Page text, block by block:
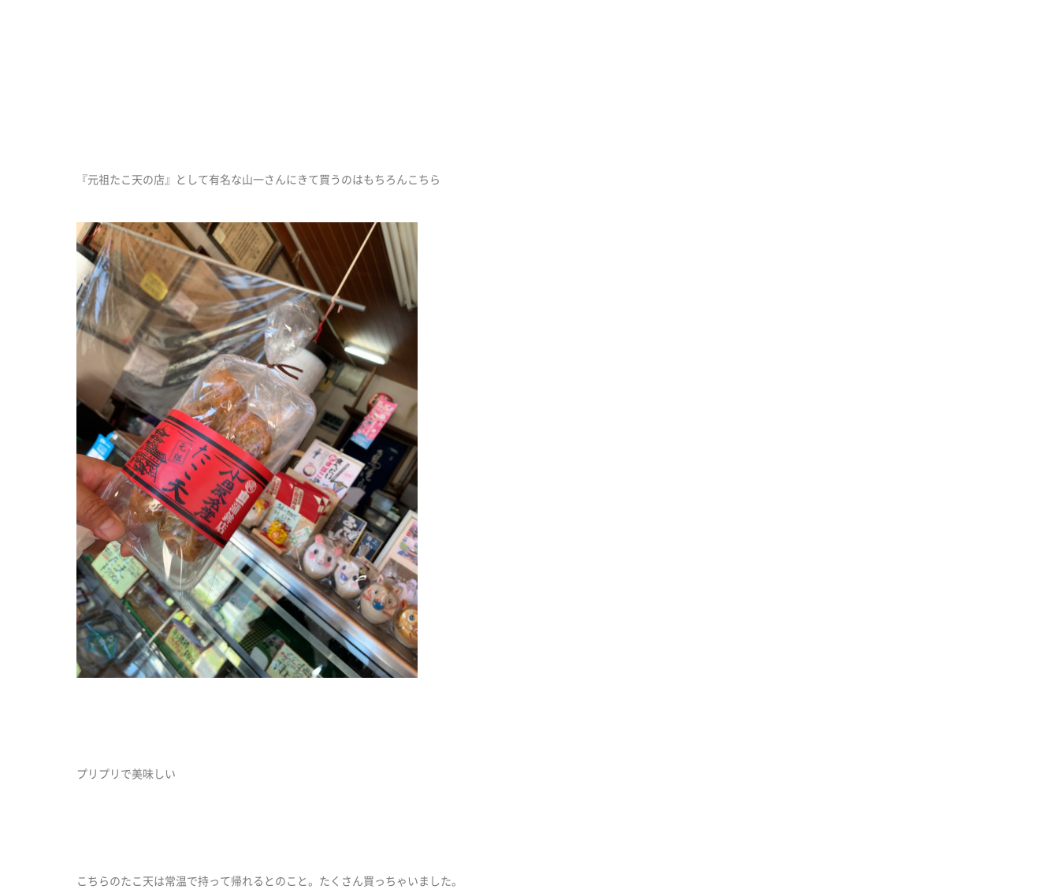
『元祖たこ天の店』として有名な山一さんにきて買うのはもちろんこちら
プリプリで美味しい
こちらのたこ天は常温で持って帰れるとのこと。たくさん買っちゃいました。